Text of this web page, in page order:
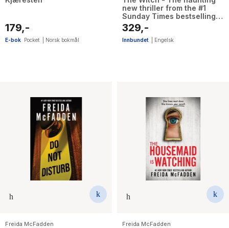
179,-
E-bok Pocket Norsk bokmål
new thriller from the #1
Sunday Times bestselling
author
329,-
Innbundet Engelsk
Freida McFadden Freida McFadden